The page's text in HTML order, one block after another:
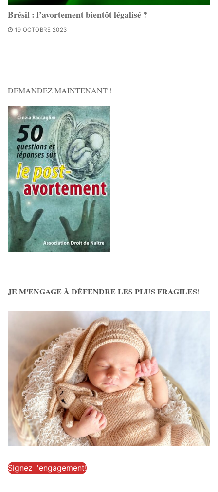
Brésil : l’avortement bientôt légalisé ?
19 OCTOBRE 2023
DEMANDEZ MAINTENANT !
JE M'ENGAGE À DÉFENDRE LES PLUS FRAGILES!
Signez l'engagement!